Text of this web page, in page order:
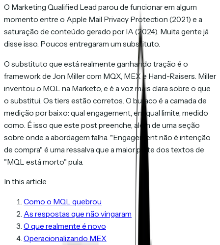
O Marketing Qualified Lead parou de funcionar em algum
momento entre o Apple Mail Privacy Protection (2021) e a
saturação de conteúdo gerado por IA (2024). Muita gente já
disse isso. Poucos entregaram um substituto.
O substituto que está realmente ganhando tração é o
framework de Jon Miller com MQX, MEX e Hand-Raisers. Miller
inventou o MQL na Marketo, e é a voz mais clara sobre o que
o substitui. Os tiers estão corretos. O buraco é a camada de
medição por baixo: qual engagement, em qual limite, medido
como . É isso que este post preenche, além de uma seção
sobre onde a abordagem falha. "Engagement não é intenção
de compra" é uma ressalva que a maior parte dos textos de
"MQL está morto" pula.
In this article
Como o MQL quebrou
As respostas que não vingaram
O que realmente é novo
Operacionalizando MEX